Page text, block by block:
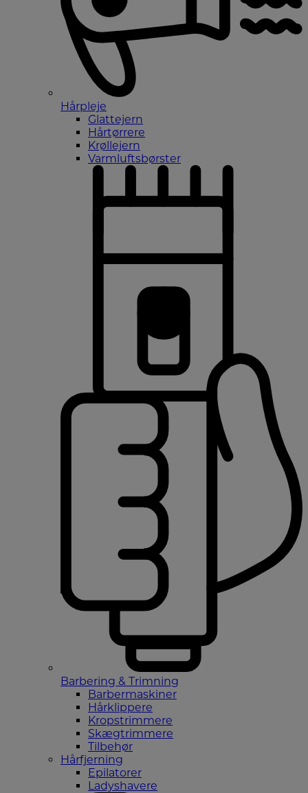
Hårpleje
Glattejern
Hårtørrere
Krøllejern
Varmluftsbørster
Barbering & Trimning
Barbermaskiner
Hårklippere
Kropstrimmere
Skægtrimmere
Tilbehør
Hårfjerning
Epilatorer
Ladyshavere